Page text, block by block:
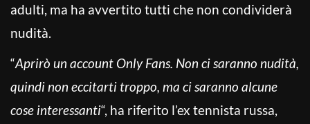
adulti, ma ha avvertito tutti che non condividerà
nudità.
“Aprirò un account Only Fans. Non ci saranno nudità,
quindi non eccitarti troppo, ma ci saranno alcune
cose interessanti“, ha riferito l’ex tennista russa,